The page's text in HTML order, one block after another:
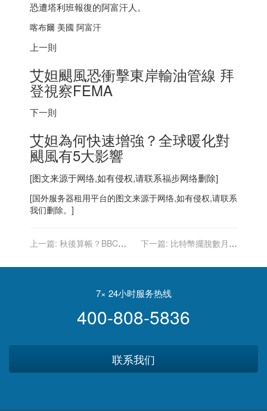
恐遭塔利班報復的阿富汗人。
喀布爾 美國 阿富汗
上一則
艾妲颶風恐衝擊東岸輸油管線 拜
登視察FEMA
下一則
艾妲為何快速增強？全球暖化對
颶風有5大影響
[图文来源于网络,如有侵权,请联系福步网络删除]
[国外服务器租用平台的图文来源于网络,如有侵权,请联系
我们删除。]
上一篇: 秋後算帳？BBC：
前政府人員
下一篇: 比特幣擺脫數月頹
7× 24小时服务热线
400-808-5836
联系我们